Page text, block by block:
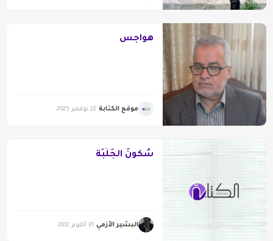
هواجس
موقع الكتابة 22 نوفمبر 2025
سُكونُ الجَلَبَة
البشير الأزمي 31 أكتوبر 2012